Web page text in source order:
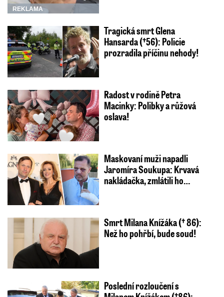
REKLAMA
Tragická smrt Glena
Hansarda (†56): Policie
prozradila příčinu nehody!
Radost v rodině Petra
Macinky: Polibky a růžová
oslava!
Maskovaní muži napadli
Jaromíra Soukupa: Krvavá
nakládačka, zmlátili ho…
Smrt Milana Knížáka († 86):
Než ho pohřbí, bude soud!
Poslední rozloučení s